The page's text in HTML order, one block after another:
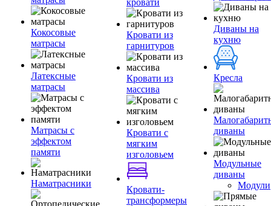
Кокосовые
матрасы
Латексные
матрасы
Матрасы с
эффектом
памяти
Наматрасники
кровати
Кровати из
гарнитуров
Кровати из
массива
Кровати с
мягким
изголовьем
Кровати-
трансформеры
Диваны на
кухню
Кресла
диваны
Модульные
диваны
Модули